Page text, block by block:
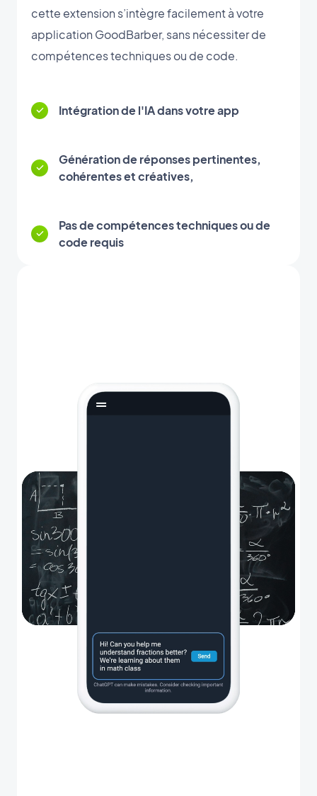
cette extension s’intègre facilement à votre
application GoodBarber, sans nécessiter de
compétences techniques ou de code.
Intégration de l'IA dans votre app
Génération de réponses pertinentes,
cohérentes et créatives,
Pas de compétences techniques ou de
code requis